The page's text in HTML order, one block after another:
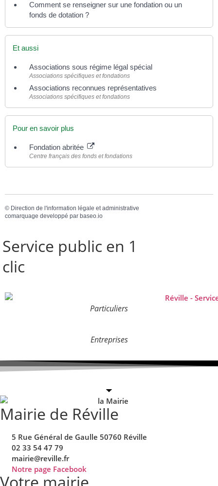
Comment se renseigner sur une fondation ou un
fonds de dotation ?
Et aussi
Associations sous régime légal spécial
Associations spécifiques et fondations
Associations reconnues représentatives
Associations spécifiques et fondations
Pour en savoir plus
Fondation abritée
Centre français des fonds et fondations
© Direction de l'information légale et administrative
comarquage developpé par baseo.io
Service public en 1
clic
Particuliers
Entreprises
Mairie de Réville
5 Rue Général de Gaulle 50760 Réville
02 33 54 47 79
mairie@reville.fr
Notre page Facebook